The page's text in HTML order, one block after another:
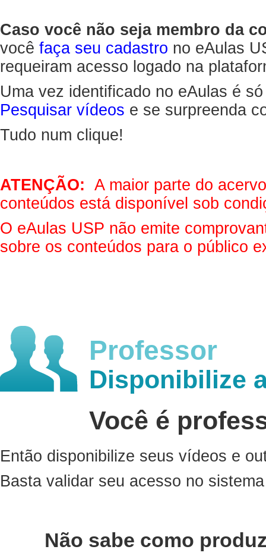
Caso você não seja membro da
você faça seu cadastro no eAulas
requeiram acesso logado na
Uma vez identificado no eAulas é
Pesquisar vídeos e se surpreenda
Tudo num clique!
ATENÇÃO: A maior parte do
conteúdos está disponível sob
O eAulas USP não emite
sobre os conteúdos para o público
Professor
Disponibilize
Você é
Então disponibilize seus vídeos e
Basta validar seu acesso no
Não sabe como